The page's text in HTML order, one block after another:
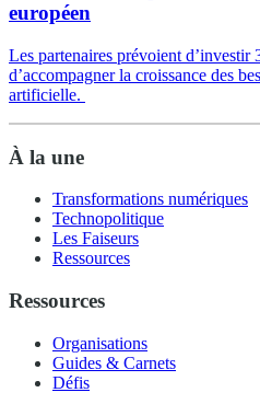
européen
Les partenaires prévoient d’investir
d’accompagner la croissance des
artificielle.
À la une
Transformations numériques
Technopolitique
Les Faiseurs
Ressources
Ressources
Organisations
Guides & Carnets
Défis